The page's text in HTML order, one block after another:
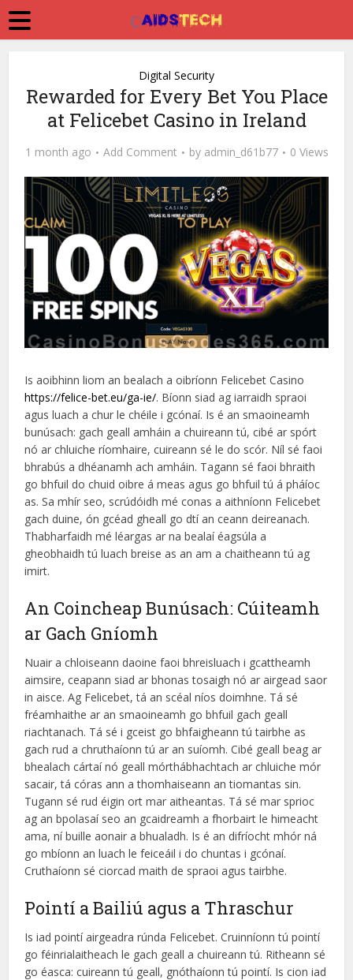
Digital Security
Rewarded for Every Bet You Place
at Felicebet Casino in Ireland
1 month ago Add Comment by admin_d61b77 0 Views
Is aoibhinn liom an bealach a oibríonn Felicebet Casino
https://felice-bet.eu/ga-ie/. Bíonn siad ag iarraidh spraoi
agus luach a chur le chéile i gcónaí. Is é an smaoineamh
bunúsach: gach geall amháin a chuireann tú, cibé ar spórt
nó ar chluiche ríomhaire, cuireann sé le do scór. Níl sé faoi
bhrabús a dhéanamh ach amháin. Tagann sé faoi bhraith
go bhfuil do chuid oibre á meas agus go bhfuil tú á pháíoc
as. Sa mhír seo, scrúdóidh mé conas a aithníonn Felicebet
gach duine, ón gcéad gheall go dtí an ceann deireanach.
Thabharfaidh mé léargas ar na bealaí éagsúla a
gheobhaidh tú luach breise as an am a chaitheann tú ag
imirt.
An Coincheap Bunúsach: Cúiteamh
ar Gach Gníomh
Nuair a chloiseann daoine faoi bhreisluach i gcattheamh
aimsire, ceapann siad ar bhonas tosaigh nó ar airgead saor
in aisce. Ag Felicebet, tá an scéal níos doimhne. Tá sé
fréamhaithe ar an smaoineamh go bhfuil gach geall
riachtanach. Tá sé i gceist go bhfaigheann tú tairbhe as
gach rud a chruthaíonn tú ar an suíomh. Cibé geall beag ar
bhealach cártaí nó geall mórthábhachtach ar chluiche mór
sacair, tá córas ann a thomhaiseann an tiomantas sin.
Tugann sé rud éigin ort mar aitheantas. Tá sé mar sprioc
ag an bpolasaí seo an gcaidreamh a fhorbairt le himeacht
ama, ní buille aonair a bhualadh. Is é an difríocht mhór ná
go mbíonn an luach le feiceáil i do chuntas i gcónaí.
Cruthaíonn sé ciorcad maith de spraoi agus tairbhe.
Pointí a Bailiú agus a Thraschur
Is iad pointí airgeadra rúnda Felicebet. Cruinníonn tú pointí
go féinrialaitheach le gach geall a chuireann tú. Ritheann sé
go éasca: cuireann tú geall, gnóthaíonn tú pointí. Is cion iad